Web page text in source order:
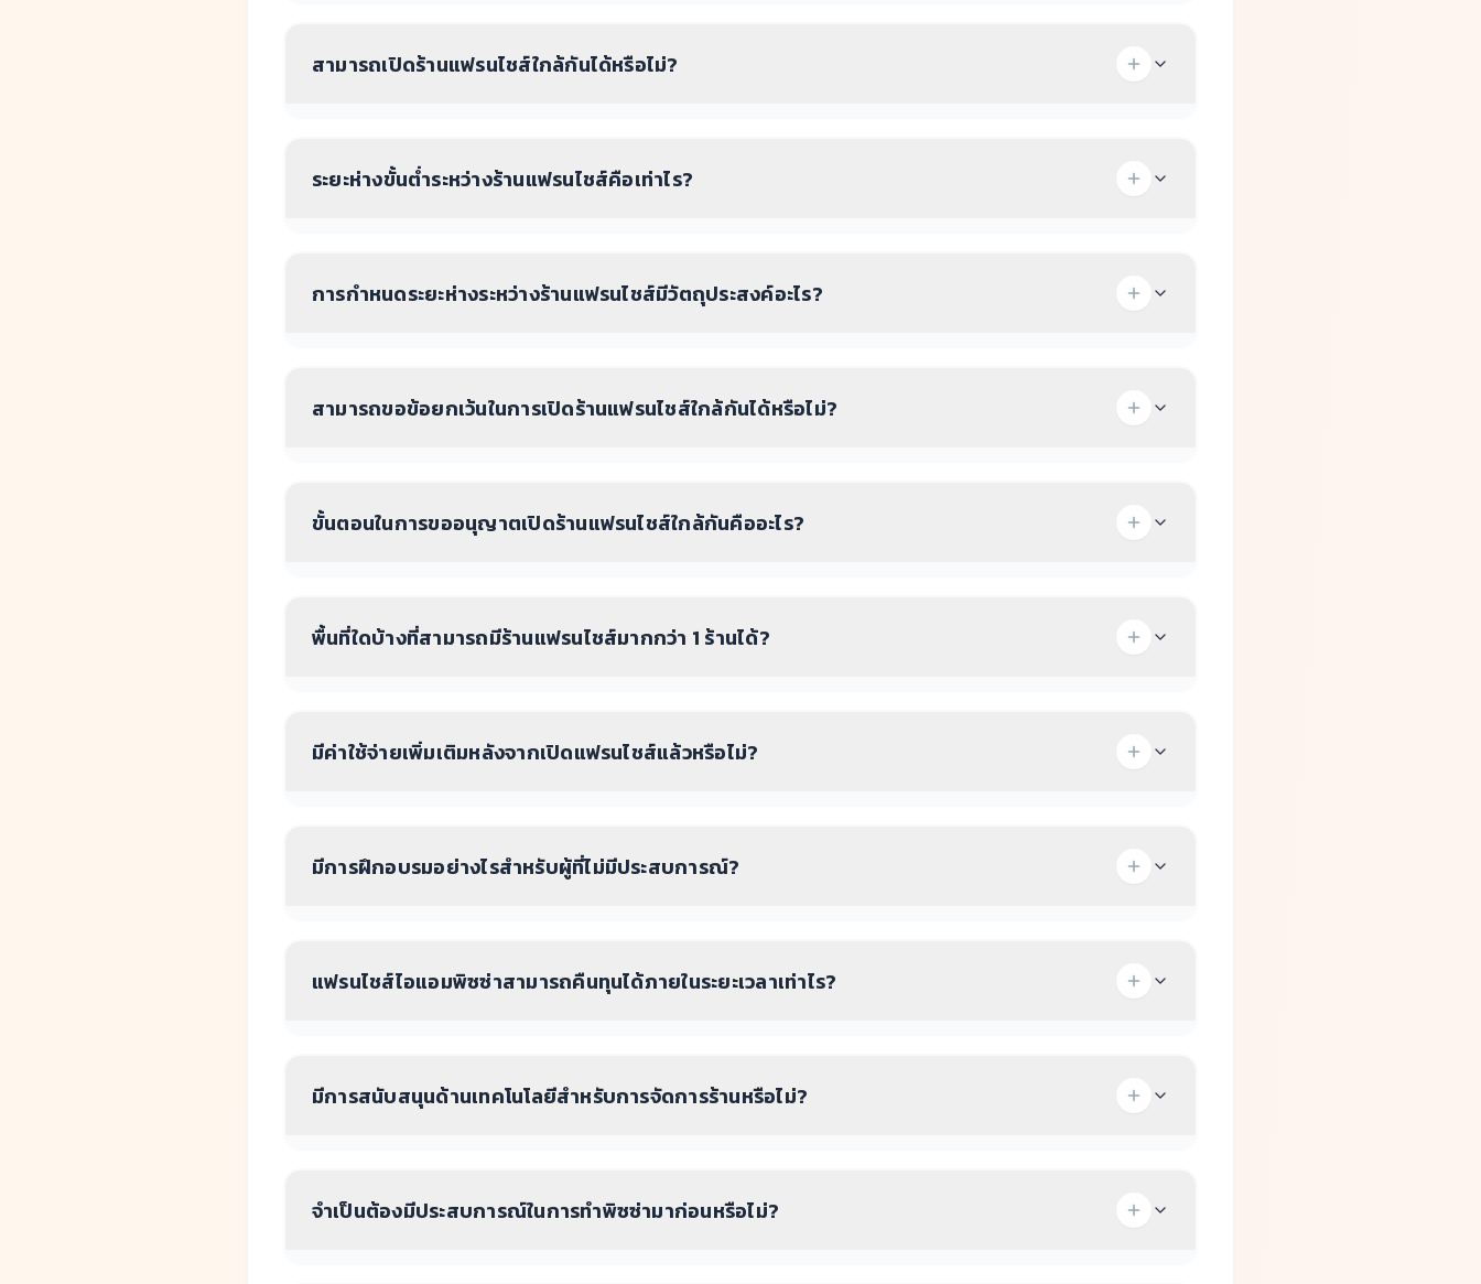
สามารถเปิดร้านแฟรนไชส์ใกล้กันได้หรือไม่?
ระยะห่างขั้นต่ำระหว่างร้านแฟรนไชส์คือเท่าไร?
การกำหนดระยะห่างระหว่างร้านแฟรนไชส์มีวัตถุประสงค์อะไร?
สามารถขอข้อยกเว้นในการเปิดร้านแฟรนไชส์ใกล้กันได้หรือไม่?
ขั้นตอนในการขออนุญาตเปิดร้านแฟรนไชส์ใกล้กันคืออะไร?
พื้นที่ใดบ้างที่สามารถมีร้านแฟรนไชส์มากกว่า 1 ร้านได้?
มีค่าใช้จ่ายเพิ่มเติมหลังจากเปิดแฟรนไชส์แล้วหรือไม่?
มีการฝึกอบรมอย่างไรสำหรับผู้ที่ไม่มีประสบการณ์?
แฟรนไชส์ไอแอมพิซซ่าสามารถคืนทุนได้ภายในระยะเวลาเท่าไร?
มีการสนับสนุนด้านเทคโนโลยีสำหรับการจัดการร้านหรือไม่?
จำเป็นต้องมีประสบการณ์ในการทำพิซซ่ามาก่อนหรือไม่?